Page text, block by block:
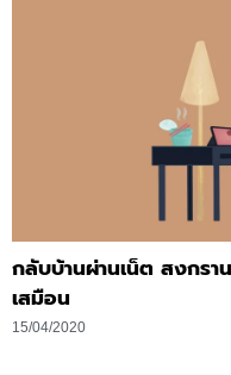
กลับบ้านผ่านเน็ต สงกร
เสมือน
15/04/2020